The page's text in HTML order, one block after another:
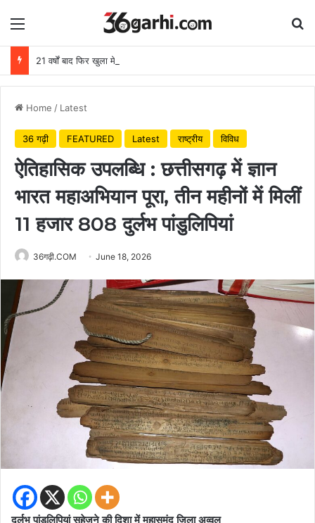
Menu
21 वर्षों बाद फिर खुला मेटापारा कोरसागुड़ा का स्कूल
Home / Latest
36 गढ़ी FEATURED Latest राष्ट्रीय विविध
ऐतिहासिक उपलब्धि : छत्तीसगढ़ में ज्ञान
भारत महाअभियान पूरा, तीन महीनों में मिलीं
11 हजार 808 दुर्लभ पांडुलिपियां
36गढ़ी.COM June 18, 2026
दुर्लभ पांडुलिपियां सहेजने की दिशा में महासमुंद जिला अव्वल